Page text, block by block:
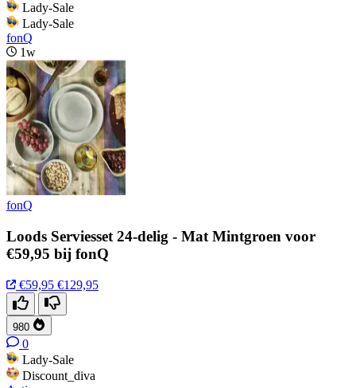
Lady-Sale
Lady-Sale
fonQ
1w
fonQ
Loods Serviesset 24-delig - Mat Mintgroen voor
€59,95 bij fonQ
€59,95 €129,95
980
0
Lady-Sale
Discount_diva